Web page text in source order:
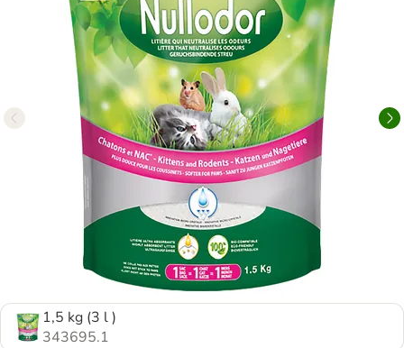
1,5 kg (3 l )
343695.1